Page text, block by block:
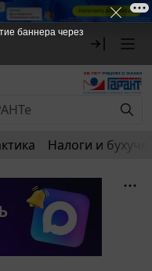
Налоги и
баннера через